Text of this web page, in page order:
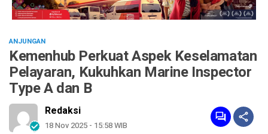
ANJUNGAN
Kemenhub Perkuat Aspek Keselamatan
Pelayaran, Kukuhkan Marine Inspector
Type A dan B
Redaksi
18 Nov 2025 - 15:58 WIB